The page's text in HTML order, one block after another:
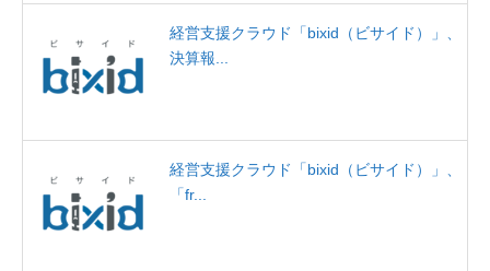
経営支援クラウド「bixid（ビサイド）」、
決算報...
経営支援クラウド「bixid（ビサイド）」、
「fr...